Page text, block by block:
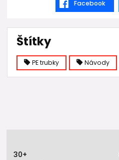
Facebook
Štítky
PE trubky Návody
30+